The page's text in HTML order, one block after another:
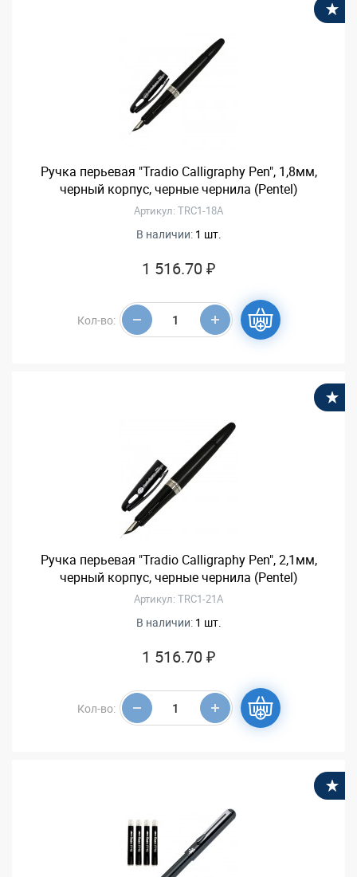
Ручка перьевая "Tradio Calligraphy Pen", 1,8мм,
черный корпус, черные чернила (Pentel)
Артикул: TRC1-18A
В наличии: 1 шт.
1 516.70 ₽
Кол-во:
Ручка перьевая "Tradio Calligraphy Pen", 2,1мм,
черный корпус, черные чернила (Pentel)
Артикул: TRC1-21A
В наличии: 1 шт.
1 516.70 ₽
Кол-во: